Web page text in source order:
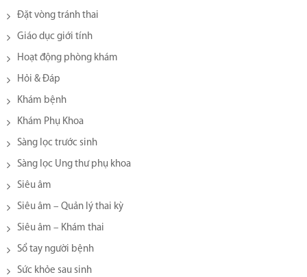
Đặt vòng tránh thai
Giáo dục giới tính
Hoạt động phòng khám
Hỏi & Đáp
Khám bệnh
Khám Phụ Khoa
Sàng lọc trước sinh
Sàng lọc Ung thư phụ khoa
Siêu âm
Siêu âm – Quản lý thai kỳ
Siêu âm – Khám thai
Sổ tay người bệnh
Sức khỏe sau sinh